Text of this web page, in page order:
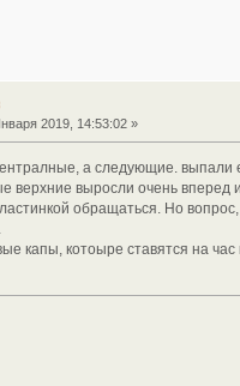
2019, 14:53:02 »
а следующие.
верхние выросли очень вперед
обращаться. Но
капы, котоыре ставятся на